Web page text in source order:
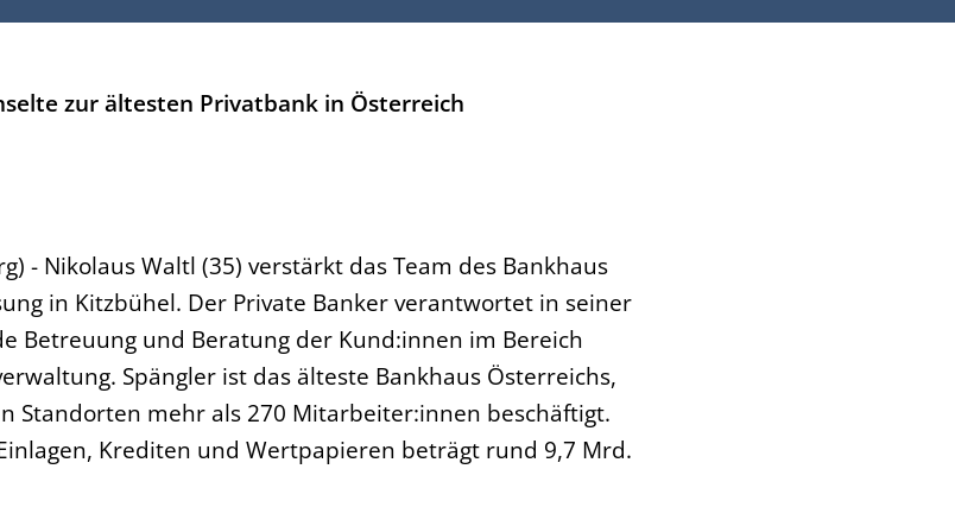
zur ältesten Privatbank in Österreich
- Nikolaus Waltl (35) verstärkt das Team des Bankhaus
in Kitzbühel. Der Private Banker verantwortet in seiner
Betreuung und Beratung der Kund:innen im Bereich
Spängler ist das älteste Bankhaus Österreichs,
Standorten mehr als 270 Mitarbeiter:innen beschäftigt.
Krediten und Wertpapieren beträgt rund 9,7 Mrd.